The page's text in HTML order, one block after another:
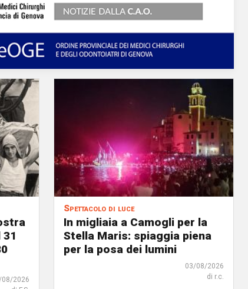
08/2026
Spettacolo di luce
In migliaia a Camogli per la
Stella Maris: spiaggia piena
per la posa dei lumini
03/08/2026
di r.c.